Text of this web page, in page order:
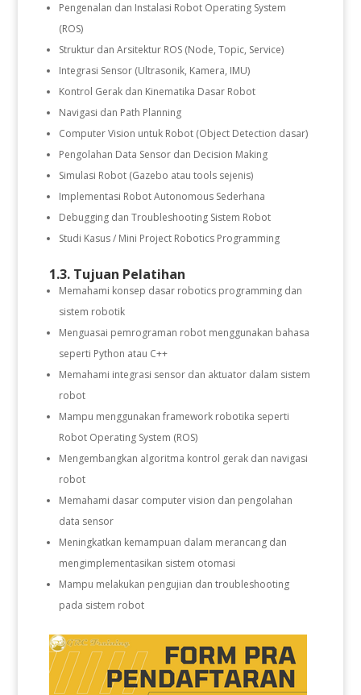
Pengenalan dan Instalasi Robot Operating System
(ROS)
Struktur dan Arsitektur ROS (Node, Topic, Service)
Integrasi Sensor (Ultrasonik, Kamera, IMU)
Kontrol Gerak dan Kinematika Dasar Robot
Navigasi dan Path Planning
Computer Vision untuk Robot (Object Detection dasar)
Pengolahan Data Sensor dan Decision Making
Simulasi Robot (Gazebo atau tools sejenis)
Implementasi Robot Autonomous Sederhana
Debugging dan Troubleshooting Sistem Robot
Studi Kasus / Mini Project Robotics Programming
1.3. Tujuan Pelatihan
Memahami konsep dasar robotics programming dan
sistem robotik
Menguasai pemrograman robot menggunakan bahasa
seperti Python atau C++
Memahami integrasi sensor dan aktuator dalam sistem
robot
Mampu menggunakan framework robotika seperti
Robot Operating System (ROS)
Mengembangkan algoritma kontrol gerak dan navigasi
robot
Memahami dasar computer vision dan pengolahan
data sensor
Meningkatkan kemampuan dalam merancang dan
mengimplementasikan sistem otomasi
Mampu melakukan pengujian dan troubleshooting
pada sistem robot